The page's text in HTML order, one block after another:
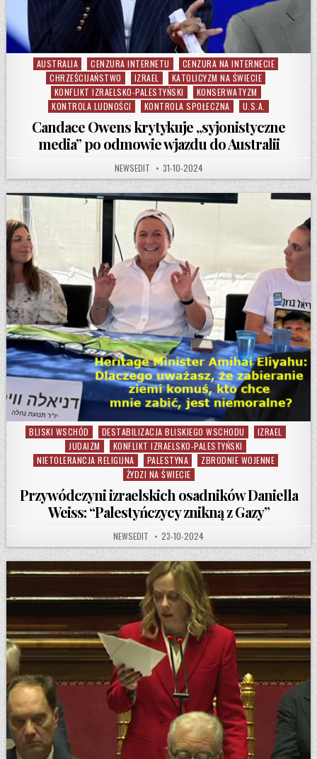
Posted in
AUSTRALIA CENZURA INTERNETU
CENZURA NA INTERNECIE
CHRZEŚCIJAŃSTWO
IZRAEL
KATOLICYZM NA ŚWIECIE
KONFLIKT IZRAELSKO-PALESTYŃSKI
KONSERWATYZM
KONTROLA LUDNOŚCI
KONTROLA SPOŁECZNA U.S.A.
Candace Owens krytykuje „syjonistyczne
media” po odmowie wjazdu do Australii
AUTHOR:
NEWSEDIT PUBLISHED DATE:
31-10-2024
Posted in
BLISKI WSCHÓD DESTABILIZACJA BLISKIEGO WSCHODU
IZRAEL
JUDAIZM
KONFLIKT IZRAELSKO-PALESTYŃSKI
NIETOLERANCJA RELIGIJNA
PALESTYNA
ZBRODNIE WOJENNE
ŻYDZI NA ŚWIECIE
Przywódczyni izraelskich osadników Daniella
Weiss: “Palestyńczycy znikną z Gazy”
AUTHOR:
NEWSEDIT PUBLISHED DATE:
23-10-2024